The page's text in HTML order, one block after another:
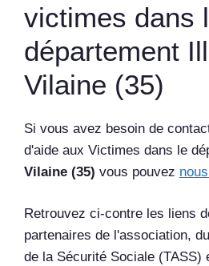
victimes dans
département
Vilaine (35)
Si vous avez besoin de
d'aide aux Victimes dans le
Vilaine (35) vous pouvez
Retrouvez ci-contre les liens
partenaires de l'association,
de la Sécurité Sociale (TASS)